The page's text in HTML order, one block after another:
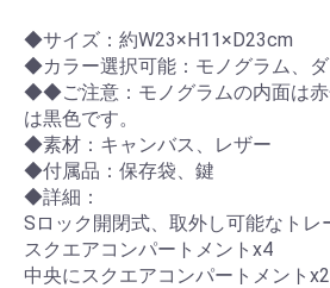
◆サイズ：約W23×H11×D23cm
◆カラー選択可能：モノグラム、ダ
◆◆ご注意：モノグラムの内面は
は黒色です。
◆素材：キャンバス、レザー
◆付属品：保存袋、鍵
◆詳細：
Sロック開閉式、取外し可能なトレ
スクエアコンパートメントx4
中央にスクエアコンパートメントx2